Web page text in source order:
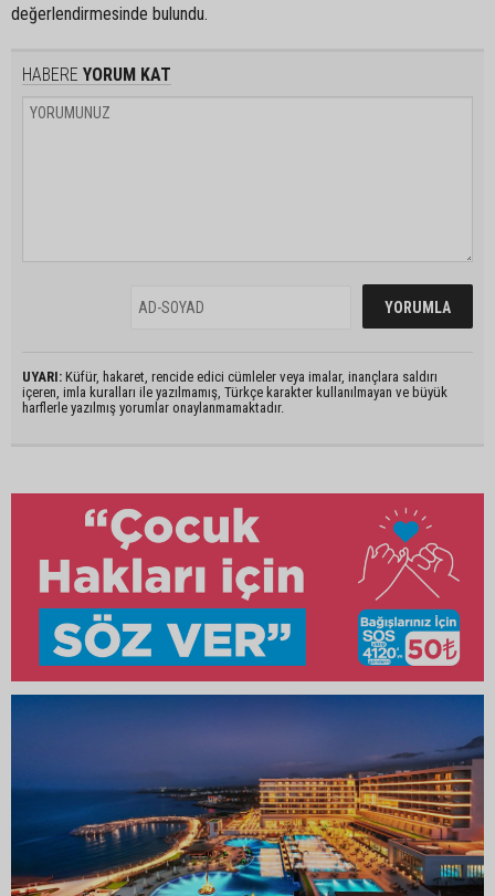
değerlendirmesinde bulundu.
HABERE YORUM KAT
UYARI: Küfür, hakaret, rencide edici cümleler veya imalar, inançlara saldırı
içeren, imla kuralları ile yazılmamış, Türkçe karakter kullanılmayan ve büyük
harflerle yazılmış yorumlar onaylanmamaktadır.